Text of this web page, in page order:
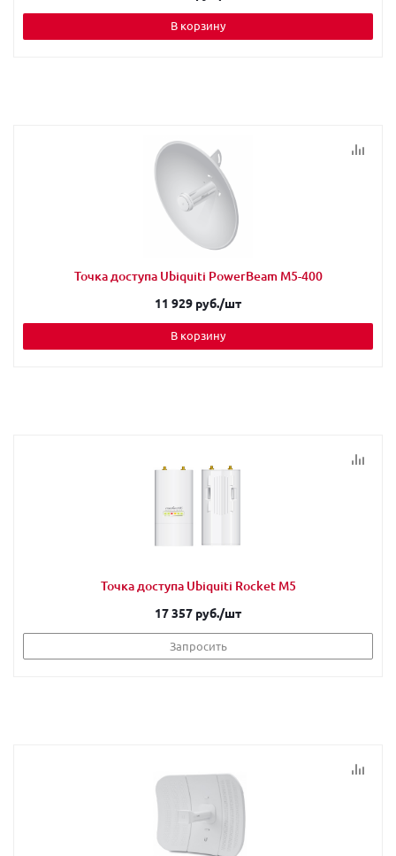
В корзину
Точка доступа Ubiquiti PowerBeam M5-400
11 929 руб./шт
В корзину
Точка доступа Ubiquiti Rocket M5
17 357 руб./шт
Запросить